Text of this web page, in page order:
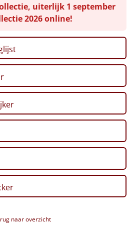
gr
gr
20 st
kerstdoos
uiterlijk 1 september
2026 online!
naar overzicht